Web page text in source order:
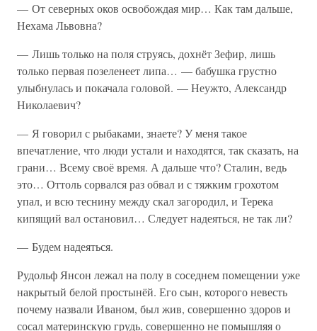
— От северных оков освобождая мир… Как там дальше,
Нехама Львовна?
— Лишь только на поля струясь, дохнёт Зефир, лишь
только первая позеленеет липа… — бабушка грустно
улыбнулась и покачала головой. — Неужто, Александр
Николаевич?
— Я говорил с рыбаками, знаете? У меня такое
впечатление, что люди устали и находятся, так сказать, на
грани… Всему своё время. А дальше что? Сталин, ведь
это… Оттоль сорвался раз обвал и с тяжким грохотом
упал, и всю теснину между скал загородил, и Терека
кипящий вал остановил… Следует надеяться, не так ли?
— Будем надеяться.
Рудольф Янсон лежал на полу в соседнем помещении уже
накрытый белой простынёй. Его сын, которого невесть
почему назвали Иваном, был жив, совершенно здоров и
сосал материнскую грудь, совершенно не помышляя о